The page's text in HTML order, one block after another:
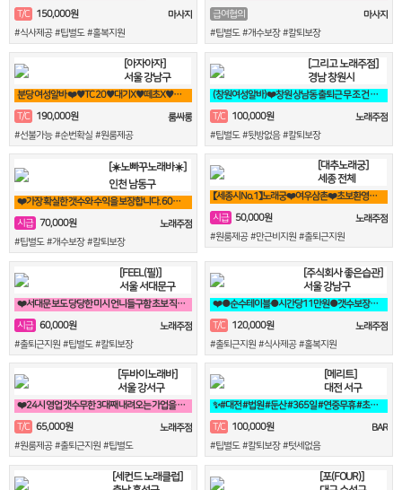
T/C
150,000원
마사지
#식사제공 #팁별도 #홀복지원
급여협의
마사지
#팁별도 #개수보장 #칼퇴보장
[아자아자]
서울 강남구
분당 여성알바 ❤️♥TC 20♥대기X♥떼초X♥분당1등♥❤️
T/C
190,000원
룸싸롱
#선불가능 #순번확실 #원룸제공
[그리고 노래주점]
경남 창원시
(창원여성알바)❤️창원 상남동 출퇴근 무 조 건 연락!❤️ 룸알바 룸보도
T/C 100,000원
노래주점
#팁별도 #뒷방없음 #칼퇴보장
[☀️노빠꾸노래바☀️]
인천 남동구
❤️가장 확실한 갯수와 수익을 보장합니다. 60분 7만원 지급!❤️
시급 70,000원
노래주점
#팁별도 #개수보장 #칼퇴보장
[대추노래궁]
세종 전체
【세종시No.1】노래궁❤️여우삼촌❤️초보환영❤️가족분위기❤️365일출근
시급 50,000원
노래주점
#원룸제공 #만근비지원 #출퇴근지원
[FEEL(필)]
서울 서대문구
❤️서대문 보도 당당한 미시 언니들구함 초보 직장인 투잡 알바도 가능❤️
시급 60,000원
노래주점
#출퇴근지원 #팁별도 #칼퇴보장
[주식회사 좋은습관]
서울 강남구
❤️●순수테이블●시간당11만원●갯수보장제●❤️
T/C 120,000원
노래주점
#출퇴근지원 #식사제공 #홀복지원
[두바이노래바]
서울 강서구
❤️24시 영업 갯수무한 3대째 내려오는 가업을 이어받아 젊은실장 3명❤️
T/C 65,000원
노래주점
#원룸제공 #출퇴근지원 #팁별도
[메리트]
대전 서구
✨#대전 #법원 #둔산 #365일 #연중무휴 #초보자환영 #당일지급 #✨
T/C 100,000원
BAR
#팁별도 #칼퇴보장 #텃세없음
[세컨드 노래클럽]
[포(FOUR)]